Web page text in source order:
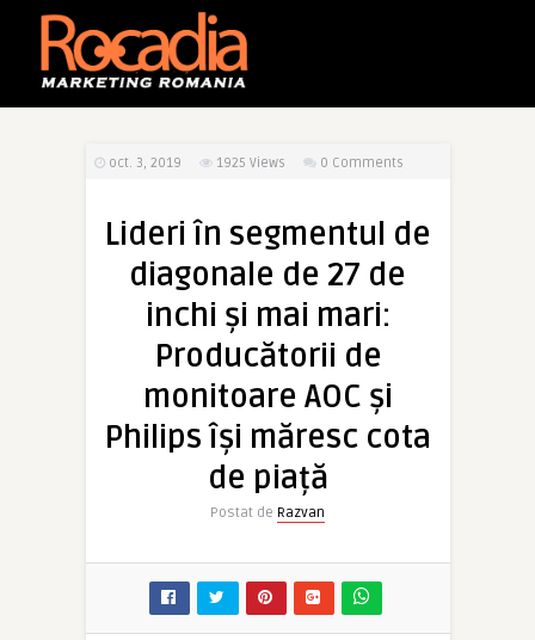
oct. 3, 2019 1925 Views 0 Comments
Lideri în segmentul de
diagonale de 27 de
inchi și mai mari:
Producătorii de
monitoare AOC și
Philips își măresc cota
de piață
Postat de Razvan